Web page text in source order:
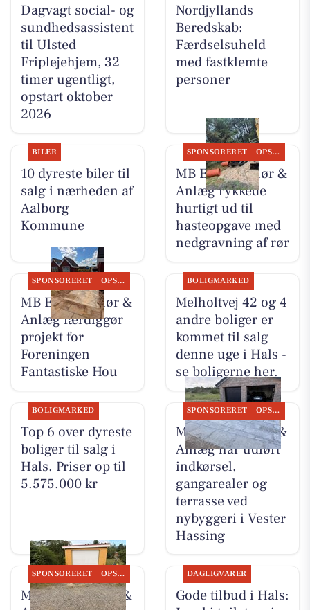
Dagvagt social- og
sundhedsassistent
til Ulsted
Friplejehjem, 32
timer ugentligt,
opstart oktober
2026
Nordjyllands
Beredskab:
Færdselsuheld
med fastklemte
personer
BILER
10 dyreste biler til
salg i nærheden af
Aalborg
Kommune
SPONSORERET OPSLAGSTAVLEN
MB Entreprenør &
Anlæg rykkede
hurtigt ud til
hasteopgave med
nedgravning af rør
SPONSORERET OPSLAGSTAVLEN
MB Entreprenør &
Anlæg færdiggør
projekt for
Foreningen
Fantastiske Hou
BOLIGMARKED
Melholtvej 42 og 4
andre boliger er
kommet til salg
denne uge i Hals -
se boligerne her.
BOLIGMARKED
Top 6 over dyreste
boliger til salg i
Hals. Priser op til
5.575.000 kr
SPONSORERET OPSLAGSTAVLEN
MB Entreprenør &
Anlæg har udført
indkørsel,
gangarealer og
terrasse ved
nybyggeri i Vester
Hassing
SPONSORERET OPSLAGSTAVLEN
MB Entreprenør &
DAGLIGVARER
Gode tilbud i Hals: